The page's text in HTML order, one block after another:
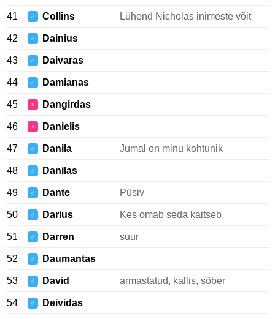
41 ♂ Collins Lühend Nicholas inimeste võit
42 ♂ Dainius
43 ♂ Daivaras
44 ♂ Damianas
45 ♀ Dangirdas
46 ♀ Danielis
47 ♂ Danila Jumal on minu kohtunik
48 ♂ Danilas
49 ♂ Dante Püsiv
50 ♂ Darius Kes omab seda kaitseb
51 ♂ Darren suur
52 ♂ Daumantas
53 ♂ David armastatud, kallis, sõber
54 ♂ Deividas